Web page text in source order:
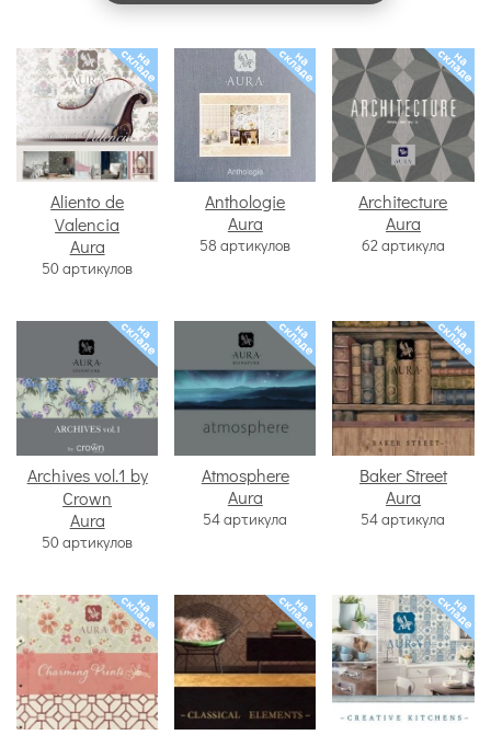
Aliento de
Valencia
Aura
50 артикулов
Anthologie
Aura
58 артикулов
Architecture
Aura
62 артикула
Archives vol.1 by
Crown
Aura
50 артикулов
Atmosphere
Aura
54 артикула
Baker Street
Aura
54 артикула